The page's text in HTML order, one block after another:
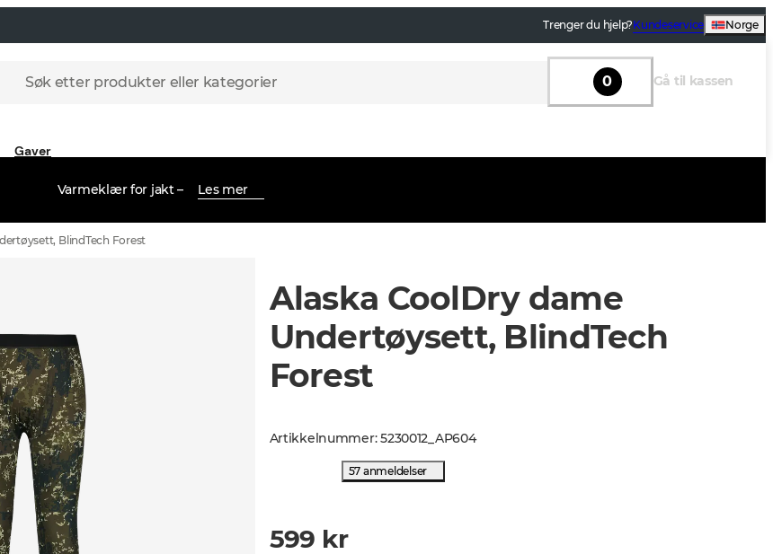
Trenger du hjelp?Kundeservice Norge
Søk etter produkter eller kategorier 0 Gå til kassen
Gaver
Varmeklær for jakt – Les mer
BlindTech Forest
Alaska CoolDry dame
Undertøysett, BlindTech
Forest
Artikkelnummer:5230012 AP604
57 anmeldelser
599 kr